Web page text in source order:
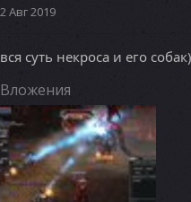
2 Авг 2019
вся суть некроса и его
Вложения